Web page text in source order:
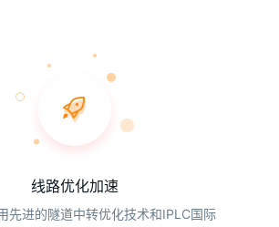
线路优化加速
先进的隧道中转优化技术和IPLC国际